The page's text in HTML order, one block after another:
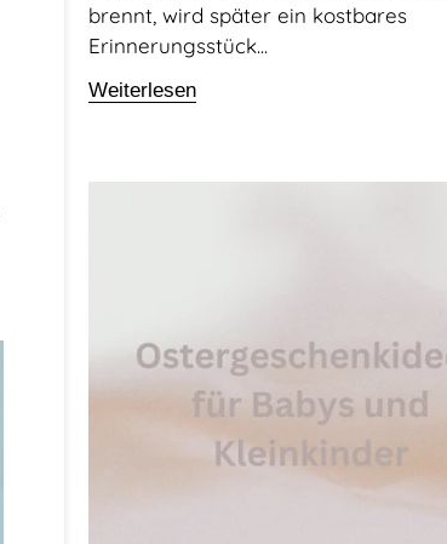
brennt, wird später ein kostbares
Erinnerungsstück...
Weiterlesen